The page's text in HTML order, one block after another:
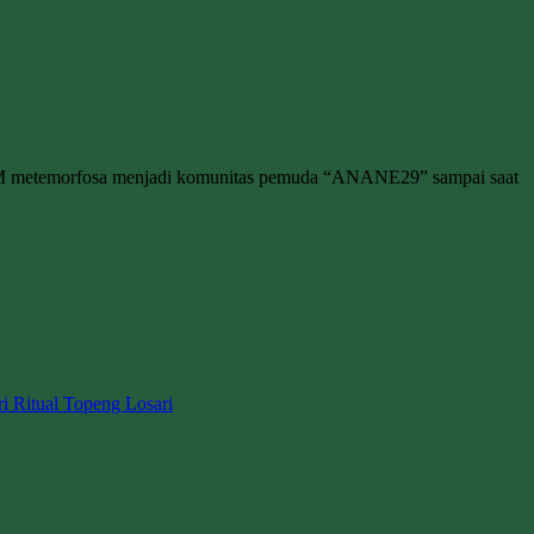
menjadi komunitas pemuda “ANANE29” sampai saat
Ritual Topeng Losari